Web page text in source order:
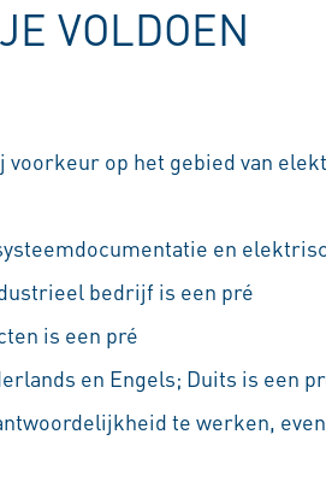
VOLDOEN
op het gebied van
en
bedrijf is een pré
is een pré
en Engels; Duits is een
te werken,